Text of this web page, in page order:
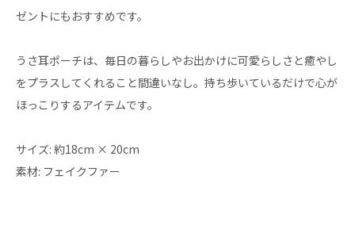
ゼントにもおすすめです。
うさ耳ポーチは、毎日の暮らしやお出かけに可愛らしさと癒やし
をプラスしてくれること間違いなし。持ち歩いているだけで心が
ほっこりするアイテムです。
サイズ: 約18cm × 20cm
素材: フェイクファー